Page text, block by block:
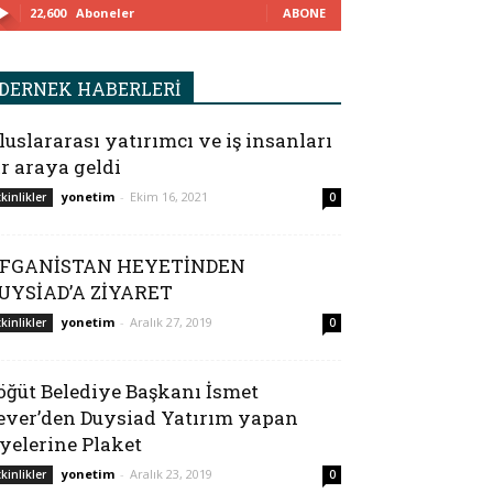
22,600 Aboneler ABONE
HABERLERİ
yatırımcı ve iş insanları
araya geldi
yonetim - Ekim 16, 2021 0
HEYETİNDEN
ZİYARET
yonetim - Aralık 27, 2019 0
Belediye Başkanı İsmet
Duysiad Yatırım yapan
Plaket
yonetim - Aralık 23, 2019 0